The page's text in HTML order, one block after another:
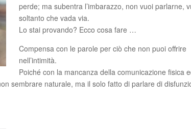
perde; ma subentra l’imbarazzo, non vuoi parlarne,
soltanto che vada via.
Lo stai provando? Ecco cosa fare …
Compensa con le parole per ciò che non puoi offrire
nell’intimità.
Poiché con la mancanza della comunicazione fisica
sembrare naturale, ma il solo fatto di parlare di